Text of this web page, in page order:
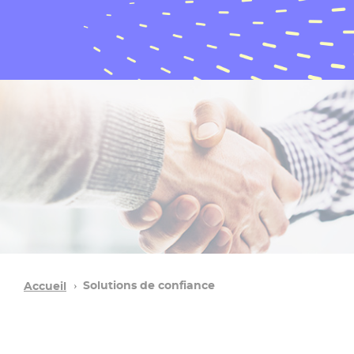
Accueil Solutions de confiance